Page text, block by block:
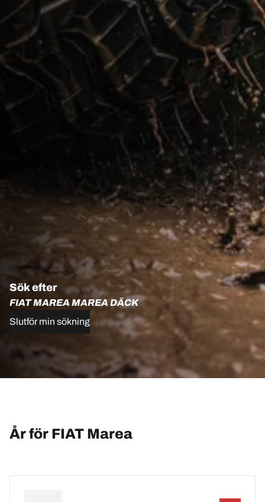
Sök efter
FIAT MAREA MAREA DÄCK
Slutför min sökning
År för FIAT Marea